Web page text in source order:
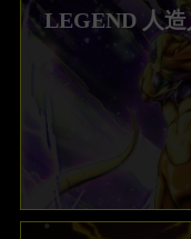
LEGEND 人造人間17号＆ゴールデンフリ